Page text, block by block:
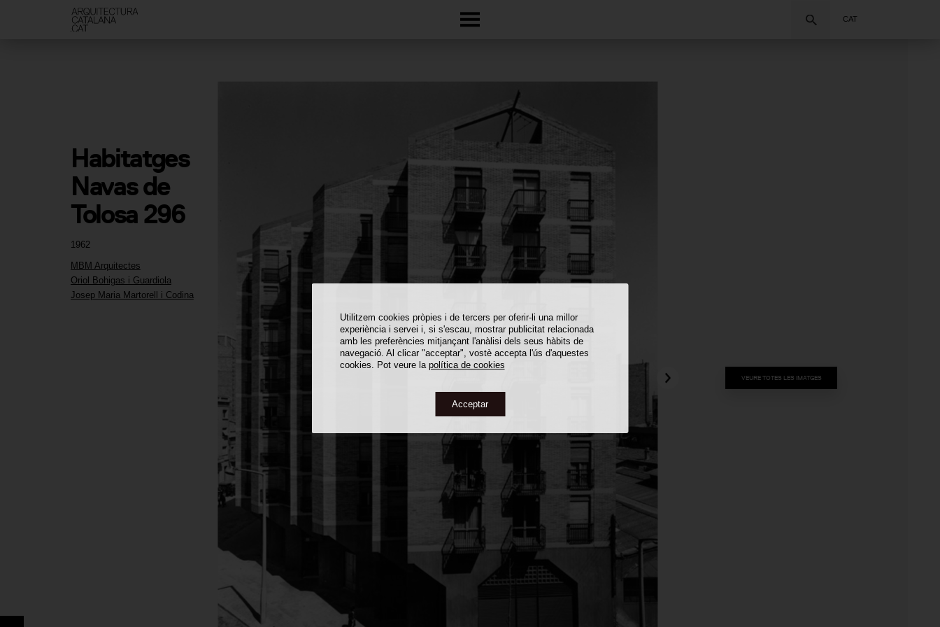
Utilitzem cookies pròpies i de tercers per oferir-li una millor
experiència i servei i, si s'escau, mostrar publicitat relacionada
amb les preferències mitjançant l'anàlisi dels seus hàbits de
navegació. Al clicar "acceptar", vostè accepta l'ús d'aquestes
cookies. Pot veure la política de cookies
Acceptar
CAT
1962
MBM Arquitectes
Oriol Bohigas i Guardiola
Josep Maria Martorell i Codina
Habitatges
Navas de
Tolosa 296
VEURE TOTES LES IMATGES